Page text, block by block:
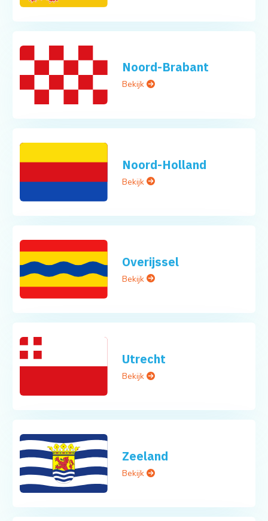
Noord-Brabant
Bekijk
Noord-Holland
Bekijk
Overijssel
Bekijk
Utrecht
Bekijk
Zeeland
Bekijk